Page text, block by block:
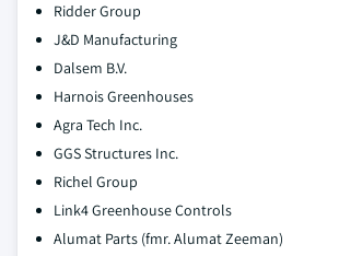
Ridder Group
J&D Manufacturing
Dalsem B.V.
Harnois Greenhouses
Agra Tech Inc.
GGS Structures Inc.
Richel Group
Link4 Greenhouse Controls
Alumat Parts (fmr. Alumat Zeeman)